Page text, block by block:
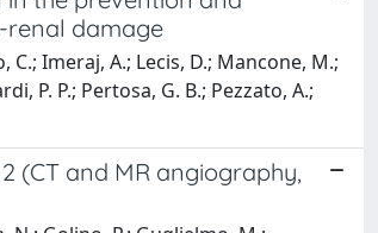
renal damage
C.; Imeraj, A.; Lecis, D.; Mancone, M.;
P. P.; Pertosa, G. B.; Pezzato, A.;
(CT and MR angiography,